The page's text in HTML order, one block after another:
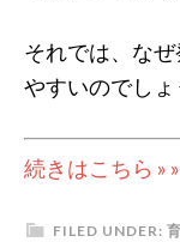
それでは、な
やすいのでしょ
続きはこちら » »
FILED UNDER: